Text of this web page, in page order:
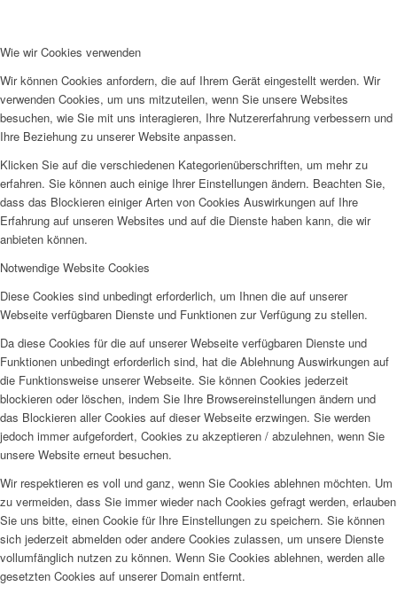
Wie wir Cookies verwenden
Wir können Cookies anfordern, die auf Ihrem Gerät eingestellt werden. Wir
verwenden Cookies, um uns mitzuteilen, wenn Sie unsere Websites
besuchen, wie Sie mit uns interagieren, Ihre Nutzererfahrung verbessern und
Ihre Beziehung zu unserer Website anpassen.
Klicken Sie auf die verschiedenen Kategorienüberschriften, um mehr zu
erfahren. Sie können auch einige Ihrer Einstellungen ändern. Beachten Sie,
dass das Blockieren einiger Arten von Cookies Auswirkungen auf Ihre
Erfahrung auf unseren Websites und auf die Dienste haben kann, die wir
anbieten können.
Notwendige Website Cookies
Diese Cookies sind unbedingt erforderlich, um Ihnen die auf unserer
Webseite verfügbaren Dienste und Funktionen zur Verfügung zu stellen.
Da diese Cookies für die auf unserer Webseite verfügbaren Dienste und
Funktionen unbedingt erforderlich sind, hat die Ablehnung Auswirkungen auf
die Funktionsweise unserer Webseite. Sie können Cookies jederzeit
blockieren oder löschen, indem Sie Ihre Browsereinstellungen ändern und
das Blockieren aller Cookies auf dieser Webseite erzwingen. Sie werden
jedoch immer aufgefordert, Cookies zu akzeptieren / abzulehnen, wenn Sie
unsere Website erneut besuchen.
Wir respektieren es voll und ganz, wenn Sie Cookies ablehnen möchten. Um
zu vermeiden, dass Sie immer wieder nach Cookies gefragt werden, erlauben
Sie uns bitte, einen Cookie für Ihre Einstellungen zu speichern. Sie können
sich jederzeit abmelden oder andere Cookies zulassen, um unsere Dienste
vollumfänglich nutzen zu können. Wenn Sie Cookies ablehnen, werden alle
gesetzten Cookies auf unserer Domain entfernt.